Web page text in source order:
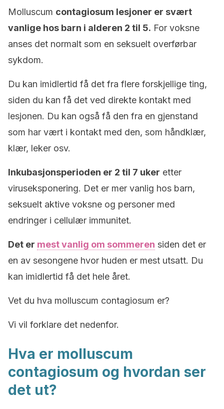
Molluscum contagiosum lesjoner er svært
vanlige hos barn i alderen 2 til 5. For voksne
anses det normalt som en seksuelt overførbar
sykdom.
Du kan imidlertid få det fra flere forskjellige ting,
siden du kan få det ved direkte kontakt med
lesjonen. Du kan også få den fra en gjenstand
som har vært i kontakt med den, som håndklær,
klær, leker osv.
Inkubasjonsperioden er 2 til 7 uker etter
viruseksponering. Det er mer vanlig hos barn,
seksuelt aktive voksne og personer med
endringer i cellulær immunitet.
Det er mest vanlig om sommeren siden det er
en av sesongene hvor huden er mest utsatt. Du
kan imidlertid få det hele året.
Vet du hva molluscum contagiosum er?
Vi vil forklare det nedenfor.
Hva er molluscum
contagiosum og hvordan ser
det ut?